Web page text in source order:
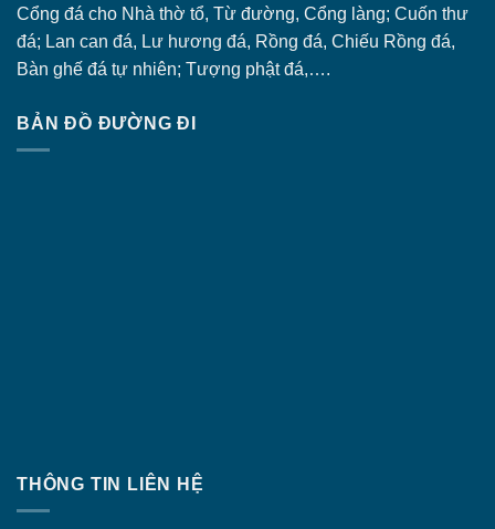
Cổng đá cho Nhà thờ tổ, Từ đường, Cổng làng; Cuốn thư
đá; Lan can đá, Lư hương đá, Rồng đá, Chiếu Rồng đá,
Bàn ghế đá tự nhiên; Tượng phật đá,….
BẢN ĐỒ ĐƯỜNG ĐI
THÔNG TIN LIÊN HỆ